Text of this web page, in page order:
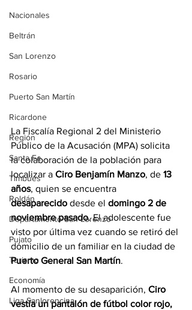
Nacionales
Beltrán
San Lorenzo
Rosario
Puerto San Martín
Ricardone
Región
Santa Fe
Timbúes
Roldán
Departamento San Lorenzo
Pujato
Turismo
Economía
Liga Sanlorencina
La Fiscalía Regional 2 del Ministerio
Público de la Acusación (MPA) solicita
la colaboración de la población para
localizar a Ciro Benjamín Manzo, de 13
años, quien se encuentra
desaparecido desde el domingo 2 de
noviembre pasado. El adolescente fue
visto por última vez cuando se retiró del
domicilio de un familiar en la ciudad de
Puerto General San Martín.
Al momento de su desaparición, Ciro
vestía un pantalón de fútbol color rojo,